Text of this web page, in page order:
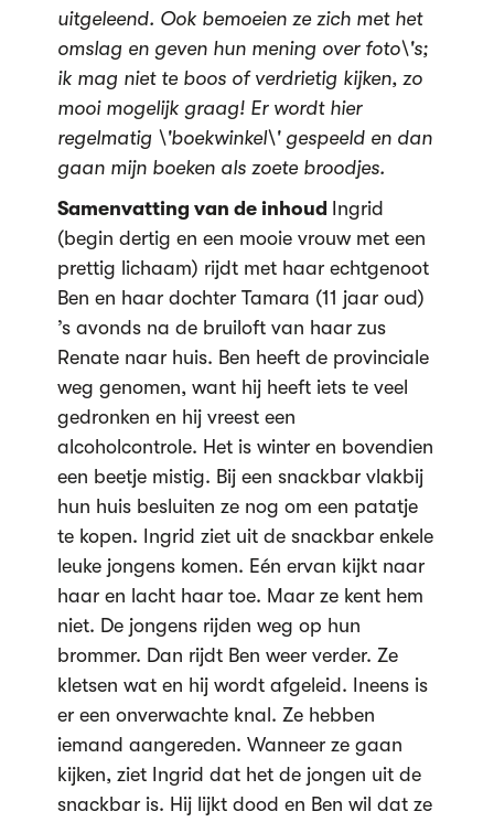
uitgeleend. Ook bemoeien ze zich met het
omslag en geven hun mening over foto\'s;
ik mag niet te boos of verdrietig kijken, zo
mooi mogelijk graag! Er wordt hier
regelmatig \'boekwinkel\' gespeeld en dan
gaan mijn boeken als zoete broodjes.
Samenvatting van de inhoud
Ingrid
(begin dertig en een mooie vrouw met een
prettig lichaam) rijdt met haar echtgenoot
Ben en haar dochter Tamara (11 jaar oud)
’s avonds na de bruiloft van haar zus
Renate naar huis. Ben heeft de provinciale
weg genomen, want hij heeft iets te veel
gedronken en hij vreest een
alcoholcontrole. Het is winter en bovendien
een beetje mistig. Bij een snackbar vlakbij
hun huis besluiten ze nog om een patatje
te kopen. Ingrid ziet uit de snackbar enkele
leuke jongens komen. Eén ervan kijkt naar
haar en lacht haar toe. Maar ze kent hem
niet. De jongens rijden weg op hun
brommer. Dan rijdt Ben weer verder. Ze
kletsen wat en hij wordt afgeleid. Ineens is
er een onverwachte knal. Ze hebben
iemand aangereden. Wanneer ze gaan
kijken, ziet Ingrid dat het de jongen uit de
snackbar is. Hij lijkt dood en Ben wil dat ze